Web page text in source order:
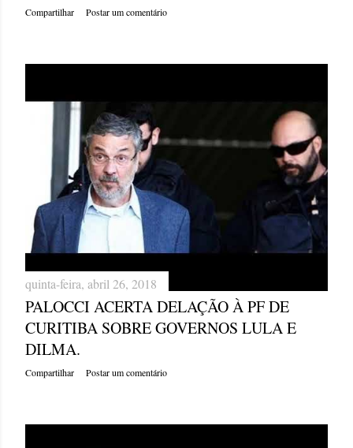
Compartilhar Postar um comentário
quinta-feira, abril 26, 2018
PALOCCI ACERTA DELAÇÃO À PF DE
CURITIBA SOBRE GOVERNOS LULA E
DILMA.
Compartilhar Postar um comentário